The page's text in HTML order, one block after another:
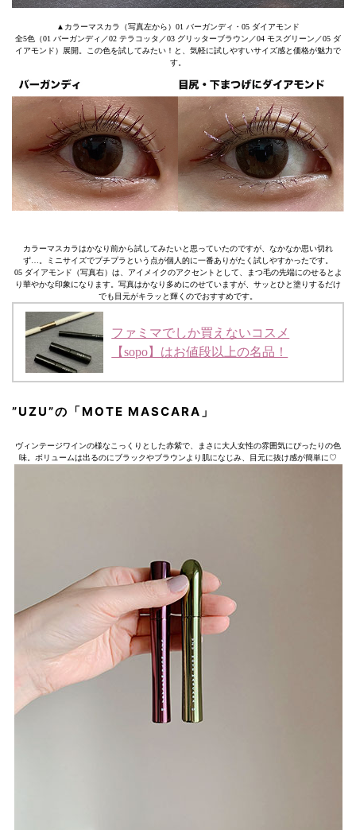
▲カラーマスカラ（写真左から）01 バーガンディ・05 ダイアモンド
全5色（01 バーガンディ／02 テラコッタ／03 グリッターブラウン／04 モスグリーン／05 ダ
イアモンド）展開。この色を試してみたい！と、気軽に試しやすいサイズ感と価格が魅力で
す。
カラーマスカラはかなり前から試してみたいと思っていたのですが、なかなか思い切れ
ず…。ミニサイズでプチプラという点が個人的に一番ありがたく試しやすかったです。
05 ダイアモンド（写真右）は、アイメイクのアクセントとして、まつ毛の先端にのせるとよ
り華やかな印象になります。写真はかなり多めにのせていますが、サッとひと塗りするだけ
でも目元がキラッと輝くのでおすすめです。
ファミマでしか買えないコスメ
【sopo】はお値段以上の名品！
”UZU”の「MOTE MASCARA」
ヴィンテージワインの様なこっくりとした赤紫で、まさに大人女性の雰囲気にぴったりの色
味。ボリュームは出るのにブラックやブラウンより肌になじみ、目元に抜け感が簡単に♡